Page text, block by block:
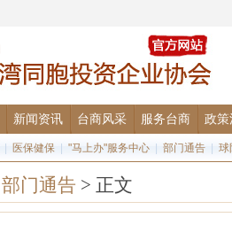
新闻资讯 台商风采 服务台商 政策
医保健保 "马上办"服务中心 部门通告 球
部门通告 > 正文